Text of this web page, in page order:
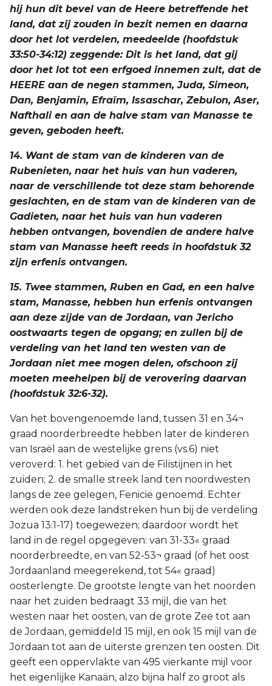
hij hun dit bevel van de Heere betreffende het
land, dat zij zouden in bezit nemen en daarna
door het lot verdelen, meedeelde (hoofdstuk
33:50-34:12) zeggende: Dit is het land, dat gij
door het lot tot een erfgoed innemen zult, dat de
HEERE aan de negen stammen, Juda, Simeon,
Dan, Benjamin, Efraïm, Issaschar, Zebulon, Aser,
Nafthali en aan de halve stam van Manasse te
geven, geboden heeft.
14. Want de stam van de kinderen van de
Rubenieten, naar het huis van hun vaderen,
naar de verschillende tot deze stam behorende
geslachten, en de stam van de kinderen van de
Gadieten, naar het huis van hun vaderen
hebben ontvangen, bovendien de andere halve
stam van Manasse heeft reeds in hoofdstuk 32
zijn erfenis ontvangen.
15. Twee stammen, Ruben en Gad, en een halve
stam, Manasse, hebben hun erfenis ontvangen
aan deze zijde van de Jordaan, van Jericho
oostwaarts tegen de opgang; en zullen bij de
verdeling van het land ten westen van de
Jordaan niet mee mogen delen, ofschoon zij
moeten meehelpen bij de verovering daarvan
(hoofdstuk 32:6-32).
Van het bovengenoemde land, tussen 31 en 34¬
graad noorderbreedte hebben later de kinderen
van Israël aan de westelijke grens (vs.6) niet
veroverd: 1. het gebied van de Filistijnen in het
zuiden; 2. de smalle streek land ten noordwesten
langs de zee gelegen, Fenicië genoemd. Echter
werden ook deze landstreken hun bij de verdeling
Jozua 13:1-17) toegewezen; daardoor wordt het
land in de regel opgegeven: van 31-33« graad
noorderbreedte, en van 52-53¬ graad (of het oost
Jordaanland meegerekend, tot 54« graad)
oosterlengte. De grootste lengte van het noorden
naar het zuiden bedraagt 33 mijl, die van het
westen naar het oosten, van de grote Zee tot aan
de Jordaan, gemiddeld 15 mijl, en ook 15 mijl van de
Jordaan tot aan de uiterste grenzen ten oosten. Dit
geeft een oppervlakte van 495 vierkante mijl voor
het eigenlijke Kanaän, alzo bijna half zo groot als